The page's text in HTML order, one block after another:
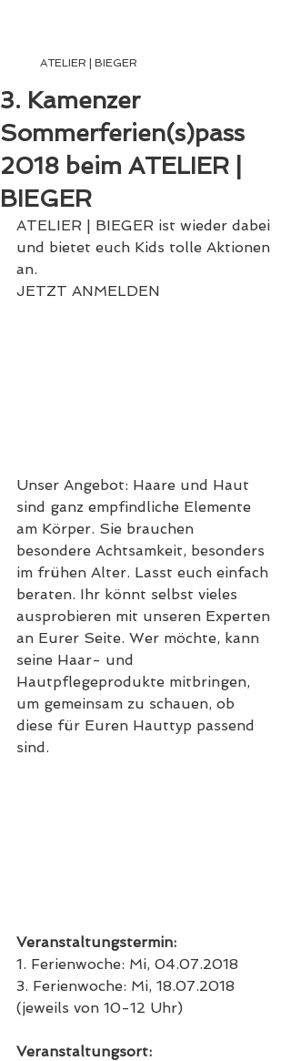
3. Kamenzer
Sommerferien(s)pass
2018 beim ATELIER |
BIEGER
ATELIER | BIEGER
ATELIER | BIEGER ist wieder dabei
und bietet euch Kids tolle Aktionen
an.
JETZT ANMELDEN
Unser Angebot: Haare und Haut
sind ganz empfindliche Elemente
am Körper. Sie brauchen
besondere Achtsamkeit, besonders
im frühen Alter. Lasst euch einfach
beraten. Ihr könnt selbst vieles
ausprobieren mit unseren Experten
an Eurer Seite. Wer möchte, kann
seine Haar- und
Hautpflegeprodukte mitbringen,
um gemeinsam zu schauen, ob
diese für Euren Hauttyp passend
sind.
Veranstaltungstermin:
1. Ferienwoche: Mi, 04.07.2018
3. Ferienwoche: Mi, 18.07.2018
(jeweils von 10-12 Uhr)
Veranstaltungsort: